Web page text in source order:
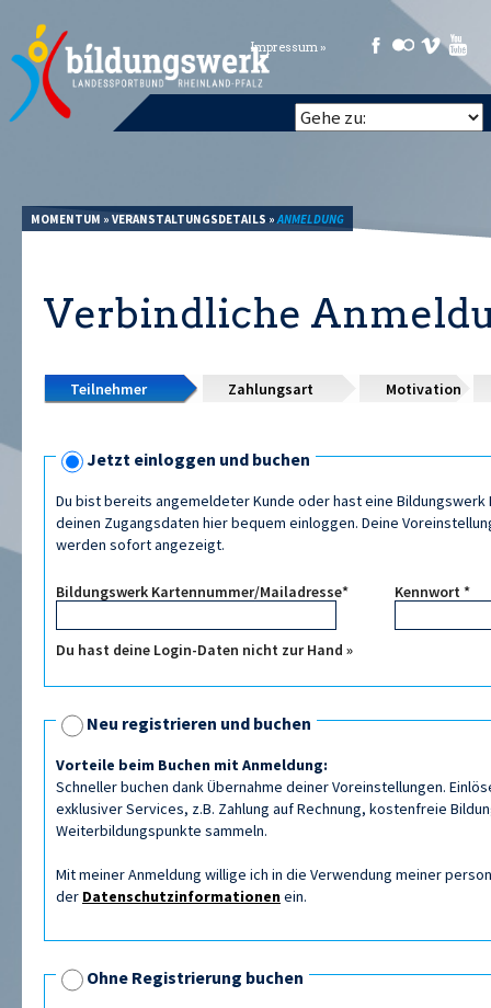
Impressum »
MOMENTUM » VERANSTALTUNGSDETAILS »ANMELDUNG
Verbindliche
Teilnehmer Zahlungsart Motivation
Jetzt einloggen und buchen
Du bist bereits angemeldeter Kunde oder hast eine Bildungswerk
deinen Zugangsdaten hier bequem einloggen. Deine
werden sofort angezeigt.
Bildungswerk Kartennummer/Mailadresse* Kennwort *
Du hast deine Login-Daten nicht zur Hand »
Neu registrieren und buchen
Vorteile beim Buchen mit Anmeldung:
Schneller buchen dank Übernahme deiner Voreinstellungen.
exklusiver Services, z.B. Zahlung auf Rechnung, kostenfreie
Weiterbildungspunkte sammeln.
Mit meiner Anmeldung willige ich in die Verwendung meiner
der Datenschutzinformationenein.
Ohne Registrierung buchen